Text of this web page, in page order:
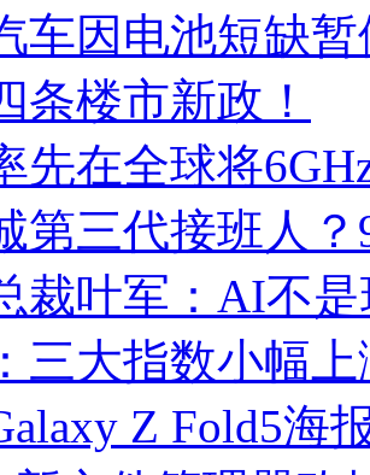
车因电池短缺
条楼市新政！
先在全球将
第三代接班人
裁叶军：AI不
三大指数小幅
Z Fold5海